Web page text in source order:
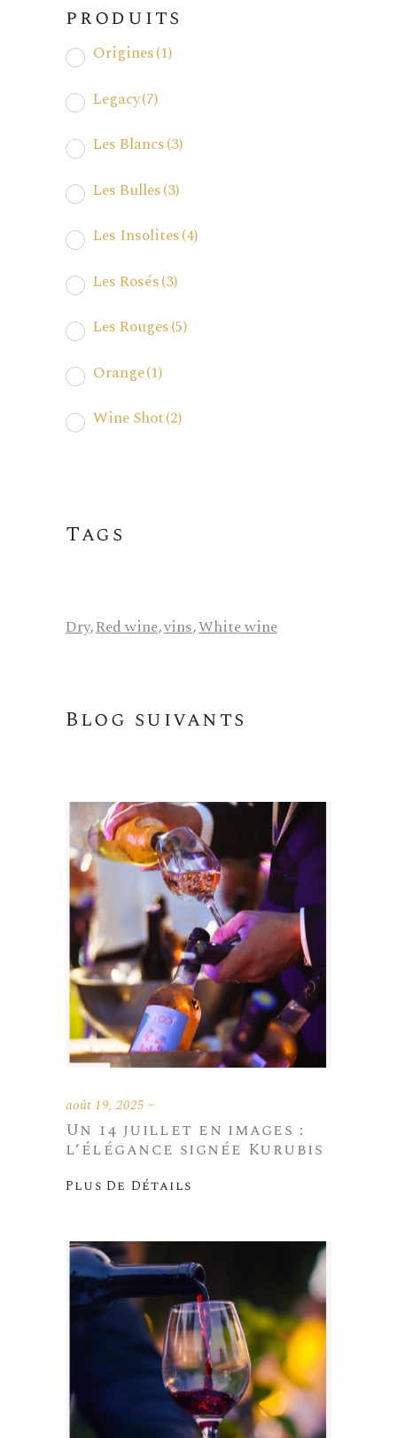
produits
Origines(1)
Legacy(7)
Les Blancs(3)
Les Bulles(3)
Les Insolites(4)
Les Rosés(3)
Les Rouges(5)
Orange(1)
Wine Shot(2)
Tags
Dry,Red wine,vins,White wine
Blog suivants
août 19, 2025
Un 14 juillet en images :
l’élégance signée Kurubis
Plus De Détails